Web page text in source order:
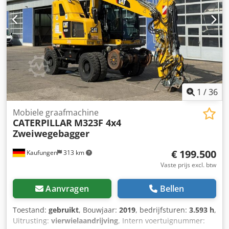
Apmof De machine is regelmatig onderhouden en verkeert
zowel technisch als optisch in zeer goede staat. Hij is
direct inzetbaar en ideaal geschikt voor grond-, weg- en
kanaalbouw, evenals voor algemene
grondwerkzaamheden. Bezichtiging en een proefrit zijn op
afspraak mogelijk. Transport kan op verzoek worden
georganiseerd.
1 /36
Kaufungen 313 km
Mobiele graafmachine
CATERPILLAR M323F 4x4
Zweiwegebagger
€ 199.500
Vaste prijs excl. btw
Aanvragen Bellen
Toestand: gebruikt, Bouwjaar: 2019, bedrijfsturen: 3.593 h,
Uitrusting: vierwielaandrijving, Intern voertuignummer: